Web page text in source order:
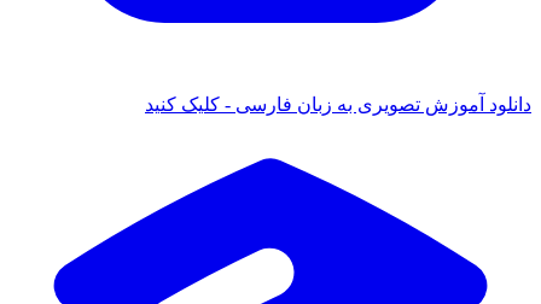
آموزش تصویری به زبان فارسی - کلیک کنید